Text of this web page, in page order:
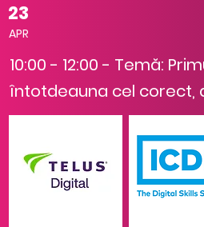
23
APR
10:00 - 12:00 - Temă:
întotdeauna cel corect,